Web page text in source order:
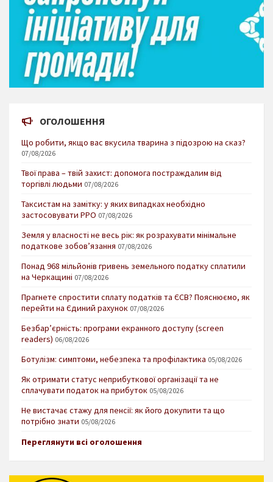
ОГОЛОШЕННЯ
Що робити, якщо вас вкусила тварина з підозрою на сказ?
07/08/2026
Твої права – твій захист: допомога постраждалим від
торгівлі людьми 07/08/2026
Таксистам на замітку: у яких випадках необхідно
застосовувати РРО 07/08/2026
Земля у власності не весь рік: як розрахувати мінімальне
податкове зобов’язання 07/08/2026
Понад 968 мільйонів гривень земельного податку сплатили
на Черкащині 07/08/2026
Прагнете спростити сплату податків та ЄСВ? Пояснюємо, як
перейти на Єдиний рахунок 07/08/2026
Безбар’єрність: програми екранного доступу (screen
readers) 06/08/2026
Ботулізм: симптоми, небезпека та профілактика 05/08/2026
Як отримати статус неприбуткової організації та не
сплачувати податок на прибуток 05/08/2026
Не вистачає стажу для пенсії: як його докупити та що
потрібно знати 05/08/2026
Переглянути всі оголошення